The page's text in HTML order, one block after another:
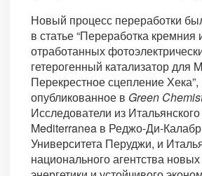
Новый процесс переработки
в статье “Переработка кремния
отработанных
гетерогенный катализатор для
Перекрестное сцепление Хека”,
опубликованное в Green
Исследователи из
Mediterranea в Реджо-Ди-
Университета Перуджи, и
национального агентства